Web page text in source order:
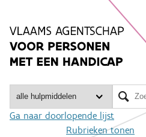
inhoud
Zoeken
Ga naar doorlopende lijst
Rubrieken tonen